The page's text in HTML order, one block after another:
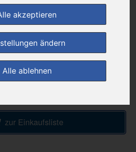
akzeptieren
ändern
Alle ablehnen
pro 1 ST / 0,11 €
07.08.2026 07:16 Uhr
(0) Jetzt bewerten!
zur Einkaufsliste